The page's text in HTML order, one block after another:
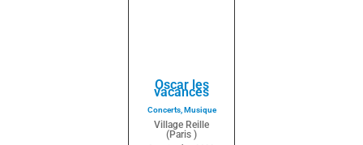
Oscar les
vacances
Concerts,Musique
Village Reille
(Paris )